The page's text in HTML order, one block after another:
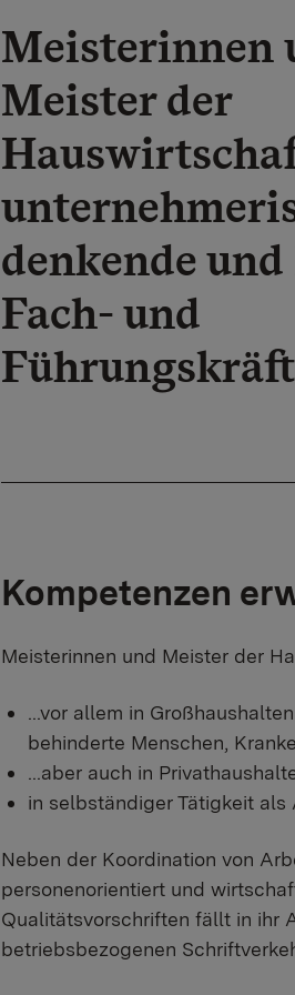
Meisterinnen
Meister der
denkende
Fach- und
Kompetenzen
Meisterinnen und Meister der
...vor allem in
behinderte Menschen,
...aber auch in
in selbständiger Tätigkeit
Neben der Koordination von
personenorientiert und
Qualitätsvorschriften fällt in ihr
betriebsbezogenen